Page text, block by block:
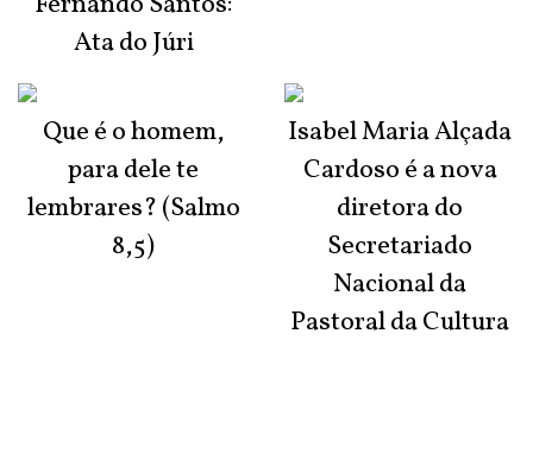
Ata do Júri
Que é o homem,
para dele te
lembrares? (Salmo
8,5)
Isabel Maria Alçada
Cardoso é a nova
diretora do
Secretariado
Nacional da
Pastoral da Cultura